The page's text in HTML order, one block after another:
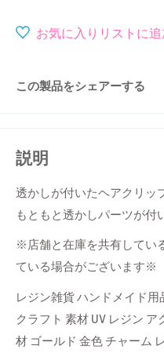
格
お気に入りリストに追
この製品をシェアーする
説明
透かしが付いたヘアクリッ
もともと透かしパーツが付
※店舗と在庫を共有してい
ている場合がございます※
レジン雑貨 ハンドメイド用
クラフト 素材 UV レジン
材 ゴールド 金色 チャーム